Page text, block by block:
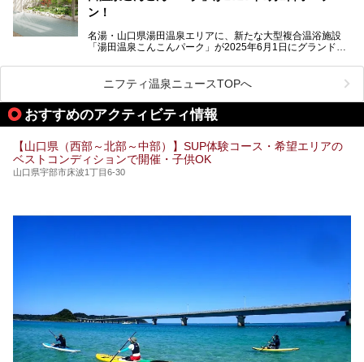
宿泊がベスト。今回は、知られざるその理由を詳細解説。温
泉ファンなら一度は行ってみたい炭酸泉の名湯を、存分にご
紹介します！
ン！
名湯・山口県湯田温泉エリアに、新たな大型複合温浴施設
「湯田温泉こんこんパーク」が2025年6月1日にグランドオ
総工費はなんと約42億円。温泉だけでなく、交流できる施
設として整備され、まさに“温泉のテーマパーク”のようなス
ポットです。今回は、その魅力を3つの注目ポイントに分け
てご紹介します。
ニフティ温泉ニュースTOPへ
おすすめのアクティビティ情報
【山口県（西部～北部～中部）】SUP体験コース・希望エリアの
ベストコンディションで開催・子供OK
山口県宇部市床波1丁目6-30